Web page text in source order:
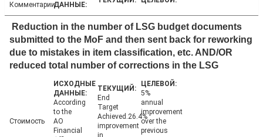
Комментарии
Reduction in the number of LSG budget documents
submitted to the MoF and then sent back for reworking
due to mistakes in item classification, etc. AND/OR
reduced total number of corrections in the LSG
Стоимость
According
to the
AO
Financial
End
Target
Achieved.26.4%
improvement
5%
annual
improvement
over the
previous